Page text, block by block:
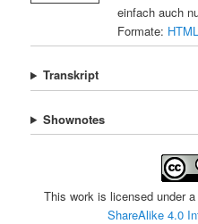
einfach auch
Formate: HTML
Transkript
Shownotes
This work is licensed under a
ShareAlike 4.0